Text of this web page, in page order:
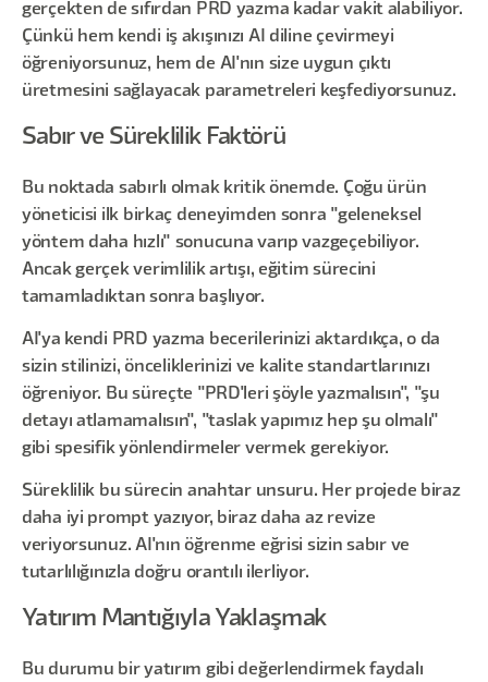
gerçekten de sıfırdan PRD yazma kadar vakit alabiliyor.
Çünkü hem kendi iş akışınızı AI diline çevirmeyi
öğreniyorsunuz, hem de AI'nın size uygun çıktı
üretmesini sağlayacak parametreleri keşfediyorsunuz.
Sabır ve Süreklilik Faktörü
Bu noktada sabırlı olmak kritik önemde. Çoğu ürün
yöneticisi ilk birkaç deneyimden sonra "geleneksel
yöntem daha hızlı" sonucuna varıp vazgeçebiliyor.
Ancak gerçek verimlilik artışı, eğitim sürecini
tamamladıktan sonra başlıyor.
AI'ya kendi PRD yazma becerilerinizi aktardıkça, o da
sizin stilinizi, önceliklerinizi ve kalite standartlarınızı
öğreniyor. Bu süreçte "PRD'leri şöyle yazmalısın", "şu
detayı atlamamalısın", "taslak yapımız hep şu olmalı"
gibi spesifik yönlendirmeler vermek gerekiyor.
Süreklilik bu sürecin anahtar unsuru. Her projede biraz
daha iyi prompt yazıyor, biraz daha az revize
veriyorsunuz. AI'nın öğrenme eğrisi sizin sabır ve
tutarlılığınızla doğru orantılı ilerliyor.
Yatırım Mantığıyla Yaklaşmak
Bu durumu bir yatırım gibi değerlendirmek faydalı